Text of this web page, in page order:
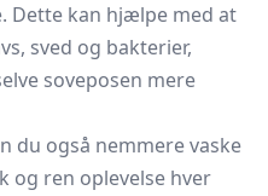
Dette kan hjælpe med at
sved og bakterier,
soveposen mere
du også nemmere vaske
og ren oplevelse hver